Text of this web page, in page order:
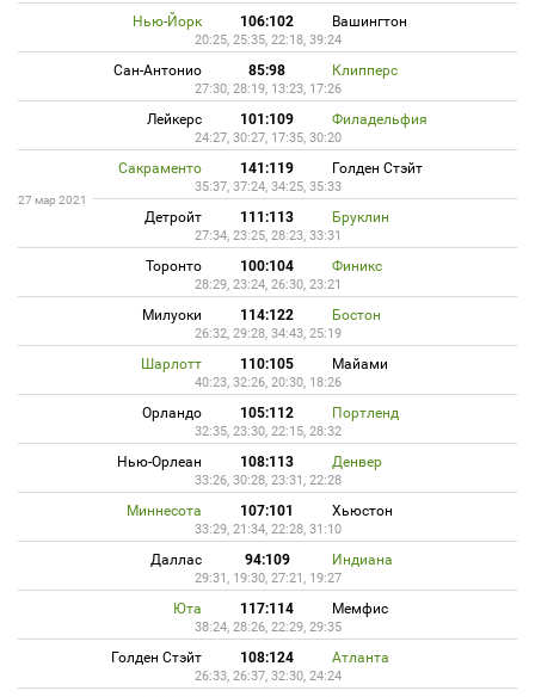
Нью-Йорк 106:102 Вашингтон
20:25, 25:35, 22:18, 39:24
Сан-Антонио 85:98 Клипперс
27:30, 28:19, 13:23, 17:26
Лейкерс 101:109 Филадельфия
24:27, 30:27, 17:35, 30:20
Сакраменто 141:119 Голден Стэйт
35:37, 37:24, 34:25, 35:33
27 мар 2021
Детройт 111:113 Бруклин
27:34, 23:25, 28:23, 33:31
Торонто 100:104 Финикс
28:29, 23:24, 26:30, 23:21
Милуоки 114:122 Бостон
26:32, 29:28, 34:43, 25:19
Шарлотт 110:105 Майами
40:23, 32:26, 20:30, 18:26
Орландо 105:112 Портленд
32:35, 23:30, 22:15, 28:32
Нью-Орлеан 108:113 Денвер
33:26, 30:28, 23:31, 22:28
Миннесота 107:101 Хьюстон
33:29, 21:34, 22:28, 31:10
Даллас 94:109 Индиана
29:31, 19:30, 27:21, 19:27
Юта 117:114 Мемфис
38:24, 28:26, 22:29, 29:35
Голден Стэйт 108:124 Атланта
26:33, 26:37, 32:30, 24:24